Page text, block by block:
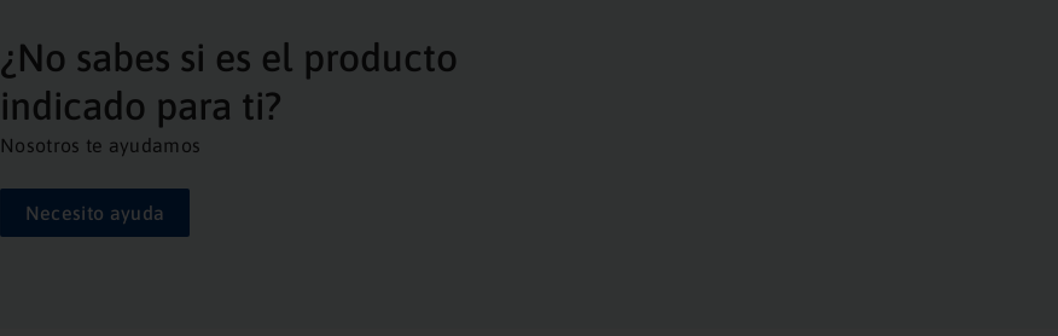
¿No sabes si es el producto
indicado para ti?
Nosotros te ayudamos
Necesito ayuda